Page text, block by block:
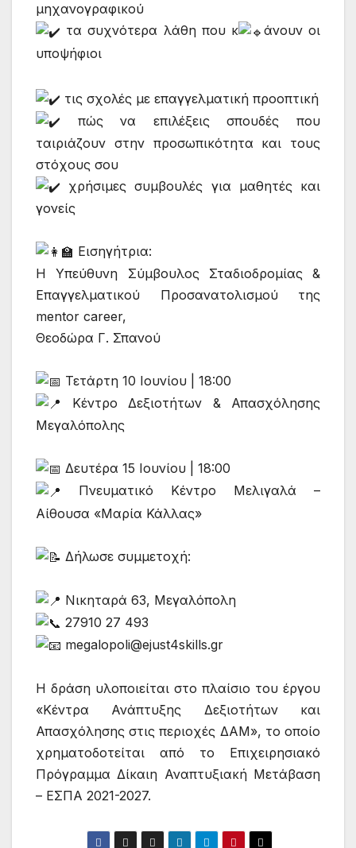
μηχανογραφικού
τα συχνότερα λάθη που κ
άνουν οι
υποψήφιοι
τις σχολές με επαγγελματική προοπτική
πώς να επιλέξεις σπουδές που
ταιριάζουν στην προσωπικότητα και τους
στόχους σου
χρήσιμες συμβουλές για μαθητές και
γονείς
Εισηγήτρια:
Η Υπεύθυνη Σύμβουλος Σταδιοδρομίας &
Επαγγελματικού Προσανατολισμού της
mentor career,
Θεοδώρα Γ. Σπανού
Τετάρτη 10 Ιουνίου | 18:00
Κέντρο Δεξιοτήτων & Απασχόλησης
Μεγαλόπολης
Δευτέρα 15 Ιουνίου | 18:00
Πνευματικό Κέντρο Μελιγαλά –
Αίθουσα «Μαρία Κάλλας»
Δήλωσε συμμετοχή:
Νικηταρά 63, Μεγαλόπολη
27910 27 493
megalopoli@ejust4skills.gr
Η δράση υλοποιείται στο πλαίσιο του έργου
«Κέντρα Ανάπτυξης Δεξιοτήτων και
Απασχόλησης στις περιοχές ΔΑΜ», το οποίο
χρηματοδοτείται από το Επιχειρησιακό
Πρόγραμμα Δίκαιη Αναπτυξιακή Μετάβαση
– ΕΣΠΑ 2021-2027.